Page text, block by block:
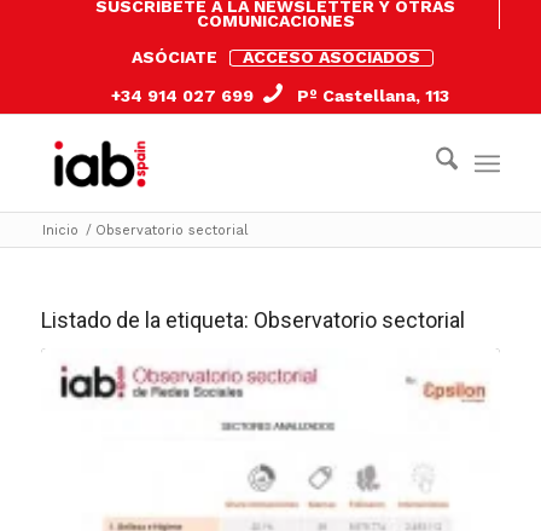
SUSCRÍBETE A LA NEWSLETTER Y OTRAS
COMUNICACIONES
ASÓCIATE
ACCESO ASOCIADOS
+34 914 027 699
Pº Castellana, 113
Inicio / Observatorio sectorial
Listado de la etiqueta: Observatorio sectorial